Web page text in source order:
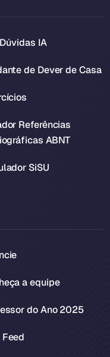
IA
de Dever de Casa
Referências
ABNT
SiSU
a equipe
do Ano 2025
Feed